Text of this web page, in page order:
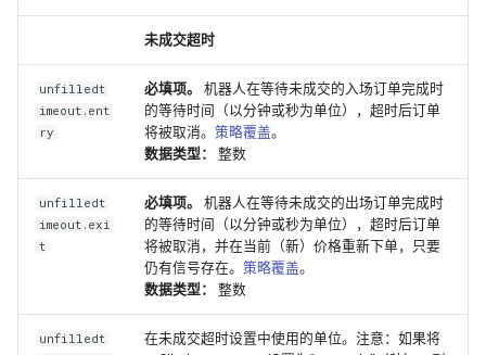
未成交超时
unfilledt
imeout.ent
ry
必填项。
机器人在等待未成交的入场订单完成时
的等待时间（以分钟或秒为单位），超时后订单
将被取消。 策略覆盖。
数据类型：
整数
unfilledt
imeout.exi
t
必填项。
机器人在等待未成交的出场订单完成时
的等待时间（以分钟或秒为单位），超时后订单
将被取消，并在当前（新）价格重新下单，只要
仍有信号存在。 策略覆盖。
数据类型：
整数
unfilledt
在未成交超时设置中使用的单位。注意：如果将